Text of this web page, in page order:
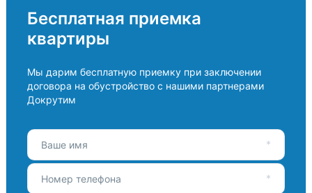
Бесплатная приемка
квартиры
Мы дарим бесплатную приемку при заключении
договора на обустройство с нашими партнерами
Докрутим
Ваше имя
Номер телефона